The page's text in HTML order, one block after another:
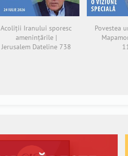
Acoliții Iranului sporesc
amenințările |
Jerusalem Dateline 738
Povestea